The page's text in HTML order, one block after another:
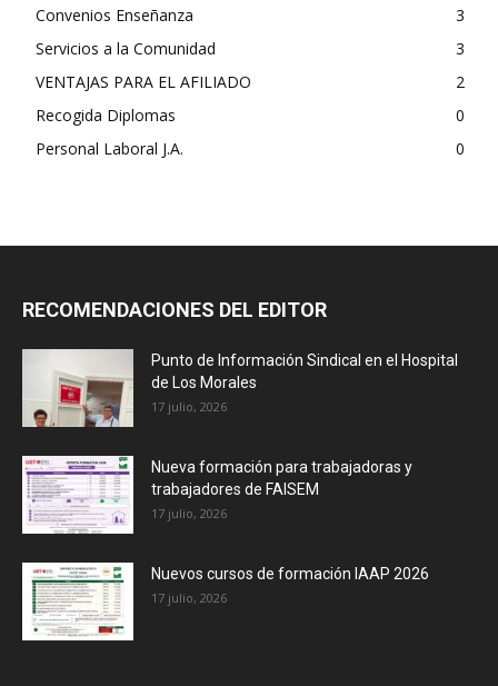
Convenios Enseñanza
3
Servicios a la Comunidad
3
VENTAJAS PARA EL AFILIADO
2
Recogida Diplomas
0
Personal Laboral J.A.
0
RECOMENDACIONES DEL EDITOR
Punto de Información Sindical en el Hospital
de Los Morales
17 julio, 2026
Nueva formación para trabajadoras y
trabajadores de FAISEM
17 julio, 2026
Nuevos cursos de formación IAAP 2026
17 julio, 2026